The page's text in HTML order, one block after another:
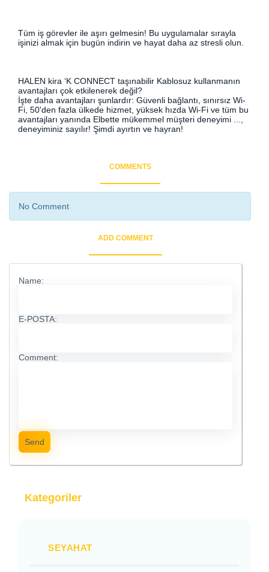
Tüm iş görevler ile aşırı gelmesin! Bu uygulamalar sırayla
işinizi almak için bugün indirin ve hayat daha az stresli olun.
HALEN kira ‘K CONNECT taşınabilir Kablosuz kullanmanın
avantajları çok etkilenerek değil?
İşte daha avantajları şunlardır: Güvenli bağlantı, sınırsız Wi-
Fi, 50'den fazla ülkede hizmet, yüksek hızda Wi-Fi ve tüm bu
avantajları yanında Elbette mükemmel müşteri deneyimi ...,
deneyiminiz sayılır! Şimdi ayırtın ve hayran!
COMMENTS
No Comment
ADD COMMENT
Name:
E-POSTA:
Comment:
Send
Kategoriler
SEYAHAT